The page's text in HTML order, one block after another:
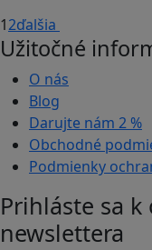
12ďalšia
Užitočné
O nás
Blog
Darujte nám 2 %
Obchodné
Podmienky
Prihláste sa
newslettera